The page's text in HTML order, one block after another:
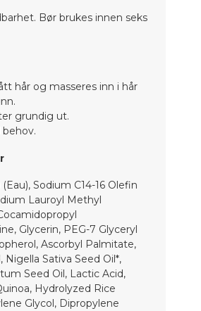
Bør brukes innen seks
hår og masseres inn i hår
grundig ut.
behov.
Sodium C14-16 Olefin
Lauroyl Methyl
Glycerin, PEG-7 Glyceryl
Ascorbyl Palmitate,
Nigella Sativa Seed Oil*,
Seed Oil, Lactic Acid,
Hydrolyzed Rice
Glycol, Dipropylene